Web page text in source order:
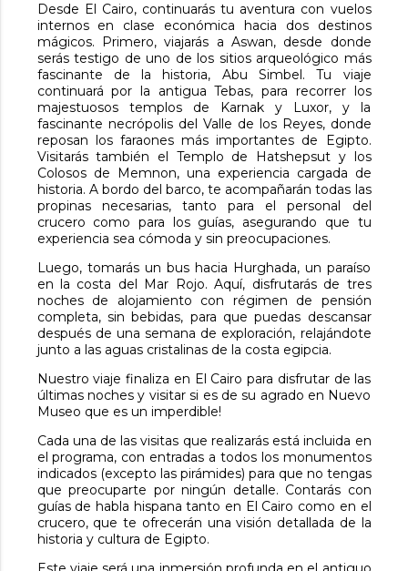
Desde El Cairo, continuarás tu aventura con vuelos
internos en clase económica hacia dos destinos
mágicos. Primero, viajarás a Aswan, desde donde
serás testigo de uno de los sitios arqueológico más
fascinante de la historia, Abu Simbel. Tu viaje
continuará por la antigua Tebas, para recorrer los
majestuosos templos de Karnak y Luxor, y la
fascinante necrópolis del Valle de los Reyes, donde
reposan los faraones más importantes de Egipto.
Visitarás también el Templo de Hatshepsut y los
Colosos de Memnon, una experiencia cargada de
historia. A bordo del barco, te acompañarán todas las
propinas necesarias, tanto para el personal del
crucero como para los guías, asegurando que tu
experiencia sea cómoda y sin preocupaciones.
Luego, tomarás un bus hacia Hurghada, un paraíso
en la costa del Mar Rojo. Aquí, disfrutarás de tres
noches de alojamiento con régimen de pensión
completa, sin bebidas, para que puedas descansar
después de una semana de exploración, relajándote
junto a las aguas cristalinas de la costa egipcia.
Nuestro viaje finaliza en El Cairo para disfrutar de las
últimas noches y visitar si es de su agrado en Nuevo
Museo que es un imperdible!
Cada una de las visitas que realizarás está incluida en
el programa, con entradas a todos los monumentos
indicados (excepto las pirámides) para que no tengas
que preocuparte por ningún detalle. Contarás con
guías de habla hispana tanto en El Cairo como en el
crucero, que te ofrecerán una visión detallada de la
historia y cultura de Egipto.